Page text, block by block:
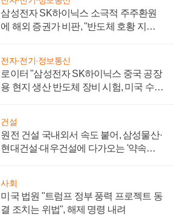
삼성전자 SK하이닉스 소극적 주주환원
에 해외 증권가 비판, "반도체 호황 지속
전자·전기·정보통신
로이터 "삼성전자 SK하이닉스 중국 공장
용 현지 생산 반도체 장비 시험, 미국 수출
건설
원전 건설 국내외서 속도 붙어, 삼성물산·
현대건설·대우건설에 다가오는 '약속의
사회
미국 법원 "트럼프 정부 풍력 프로젝트 동
결 조치는 위법", 해제 명령 내려